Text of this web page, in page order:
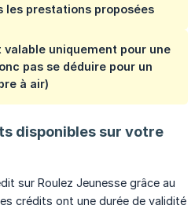
les prestations proposées
valable uniquement pour une
pas se déduire pour un
à air)
disponibles sur votre
sur Roulez Jeunesse grâce au
crédits ont une durée de validité